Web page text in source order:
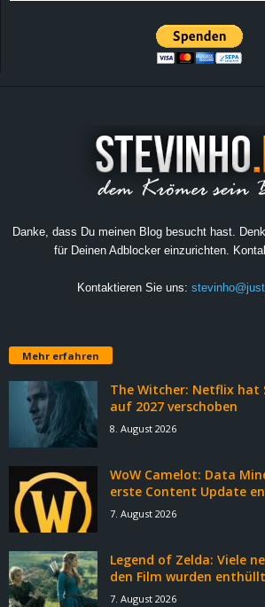
Danke, dass Du meinen Blog besucht hast.
für Deinen Adblocker einzurichten.
Kontaktieren Sie uns:
Mehr erfahren
The Witcher: Netflix hat
auf 2027 verschoben
8. August 2026
WoW Camelot: Data
erste Content Update
7. August 2026
Legend of Zelda: Viele
den Film wurden enthüllt
7. August 2026